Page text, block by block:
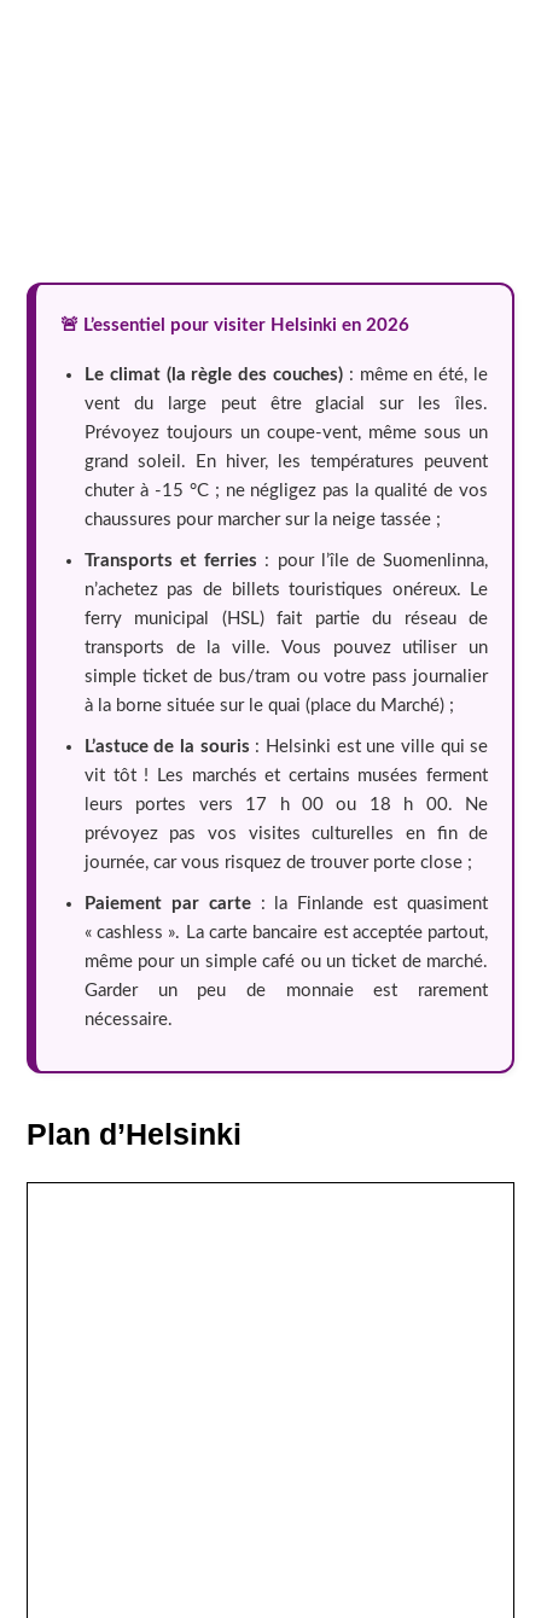
🚨 L’essentiel pour visiter Helsinki en 2026
Le climat (la règle des couches) : même en été, le
vent du large peut être glacial sur les îles.
Prévoyez toujours un coupe-vent, même sous un
grand soleil. En hiver, les températures peuvent
chuter à -15 °C ; ne négligez pas la qualité de vos
chaussures pour marcher sur la neige tassée ;
Transports et ferries : pour l’île de Suomenlinna,
n’achetez pas de billets touristiques onéreux. Le
ferry municipal (HSL) fait partie du réseau de
transports de la ville. Vous pouvez utiliser un
simple ticket de bus/tram ou votre pass journalier
à la borne située sur le quai (place du Marché) ;
L’astuce de la souris : Helsinki est une ville qui se
vit tôt ! Les marchés et certains musées ferment
leurs portes vers 17 h 00 ou 18 h 00. Ne
prévoyez pas vos visites culturelles en fin de
journée, car vous risquez de trouver porte close ;
Paiement par carte: la Finlande est quasiment
« cashless ». La carte bancaire est acceptée partout,
même pour un simple café ou un ticket de marché.
Garder un peu de monnaie est rarement
nécessaire.
Plan d’Helsinki